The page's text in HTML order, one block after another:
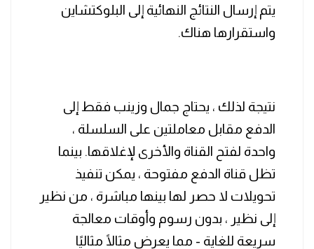
يتم إرسال النتائج النهائية إلى البلوكتشاين
واستقرارها هناك.
نتيجة لذلك ، يحتاج جمال وزينب فقط إلى
الدفع مقابل معاملتين على السلسلة ،
واحدة لفتح القناة والأخرى لإغلاقها. بينما
تظل قناة الدفع مفتوحة ، يمكن تنفيذ
تحويلات لا حصر لها بينها مباشرة ، من نظير
إلى نظير ، بدون رسوم وأوقات معالجة
سريعة للغاية - مما يعرض مثالًا مثاليًا